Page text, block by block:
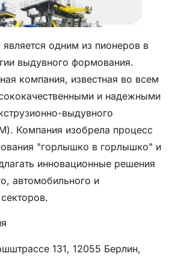
одним из пионеров в
выдувного формования.
компания, известная во всем
и надежными
выдувного
Компания изобрела процесс
"горлышко в горлышко" и
инновационные решения
автомобильного и
131, 12055 Берлин,